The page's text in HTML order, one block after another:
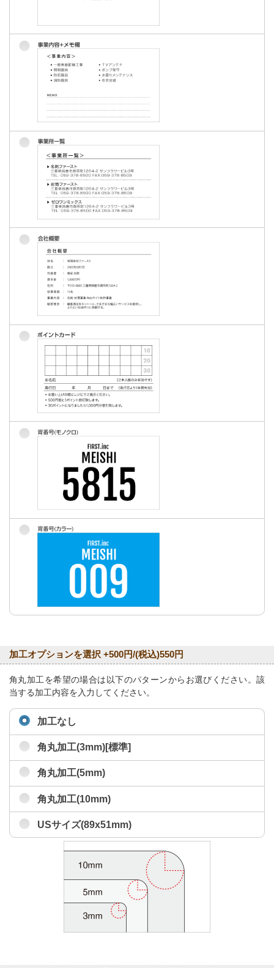
加工オプションを選択 +500円/(税込)550円
角丸加工を希望の場合は以下のパターンからお選びください。該
当する加工内容を入力してください。
加工なし
角丸加工(3mm)[標準]
角丸加工(5mm)
角丸加工(10mm)
USサイズ(89x51mm)